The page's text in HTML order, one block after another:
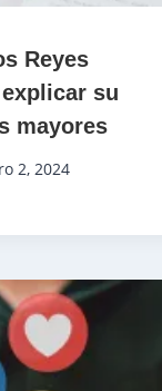
Reyes
su
mayores
2, 2024